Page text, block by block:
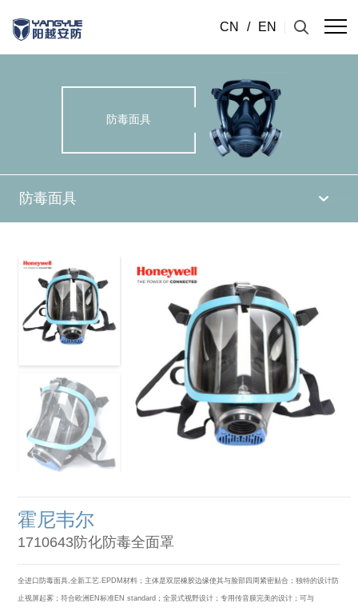
CN / EN
防毒面具
防毒面具
霍尼韦尔
1710643防化防毒全面罩
全进口防毒面具,全新工艺.EPDM材料；主体是双层橡胶边缘使其与脸部四周紧密贴合；独特的设计防
止视屏起雾；符合欧洲EN标准EN standard；全景式视野设计；专用传音膜完美的设计；可与